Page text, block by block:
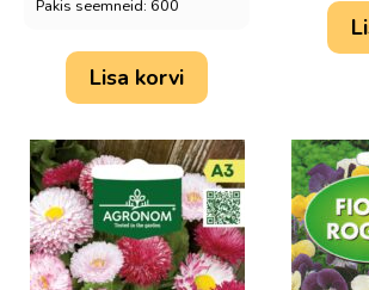
Pakis seemneid: 600
Lisa korvi